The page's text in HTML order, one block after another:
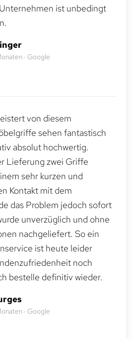
ist unbedingt
· Google
von diesem
sehen fantastisch
absolut hochwertig.
Lieferung zwei Griffe
sehr kurzen und
Kontakt mit dem
das Problem jedoch sofort
unverzüglich und ohne
nachgeliefert. So ein
ist heute leider
noch
bestelle definitiv wieder.
· Google